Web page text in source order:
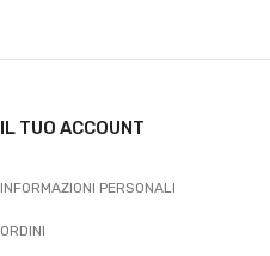
IL TUO ACCOUNT
INFORMAZIONI PERSONALI
ORDINI